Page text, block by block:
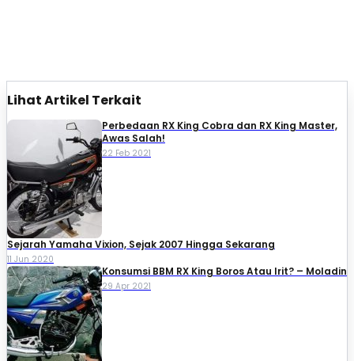
Lihat Artikel Terkait
Perbedaan RX King Cobra dan RX King Master,
Awas Salah!
22 Feb 2021
Sejarah Yamaha Vixion, Sejak 2007 Hingga Sekarang
11 Jun 2020
Konsumsi BBM RX King Boros Atau Irit? – Moladin
29 Apr 2021